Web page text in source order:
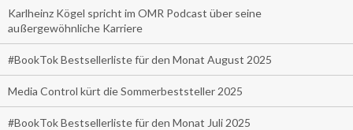
Karlheinz Kögel spricht im OMR Podcast über seine
außergewöhnliche Karriere
#BookTok Bestsellerliste für den Monat August 2025
Media Control kürt die Sommerbeststeller 2025
#BookTok Bestsellerliste für den Monat Juli 2025